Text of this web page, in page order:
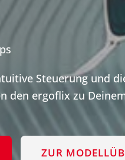
Steuerung und
den ergoflix zu
ZUR